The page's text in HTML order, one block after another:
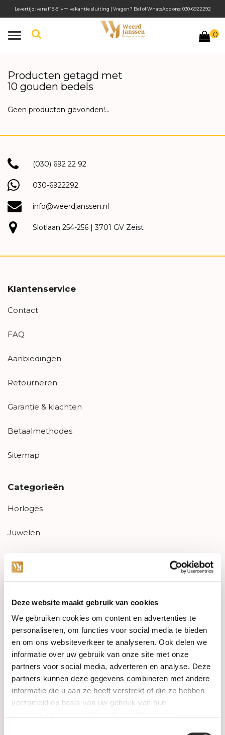
Deze website maakt gebruik van cookies
We gebruiken cookies om content en advertenties te
personaliseren, om functies voor social media te bieden
en om ons websiteverkeer te analyseren. Ook delen we
informatie over uw gebruik van onze site met onze
partners voor social media, adverteren en analyse. Deze
partners kunnen deze gegevens combineren met andere
informatie die u aan ze heeft verstrekt of die ze hebben
verzameld op basis van uw gebruik van hun
Toggle
0
Levertijd: vanaf 18-8 ivm vakantie sluiting | Vragen? Bel of WhatsApp ons: 030-6922292
Producten getagd met
10 gouden bedels
Geen producten gevonden!...
(030) 692 22 92
030-6922292
info@weerdjanssen.nl
Slotlaan 254-256 | 3701 GV Zeist
Klantenservice
Contact
FAQ
Aanbiedingen
Retourneren
Garantie & klachten
Betaalmethodes
Sitemap
Categorieën
Horloges
Juwelen
PRE-OWNED
Luxe Accessoires
Informatie
Heren Sieraden
SALE